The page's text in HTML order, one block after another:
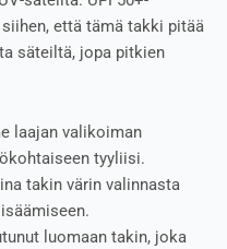
että tämä takki pitää
säteiltä, jopa pitkien
laajan valikoiman
tyyliisi.
takin värin valinnasta
luomaan takin, joka